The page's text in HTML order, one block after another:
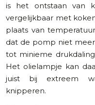
is het ontstaan van
vergelijkbaar met
plaats van
dat de pomp niet
tot minieme
Het olielampje kan
juist bij extreem
knipperen.